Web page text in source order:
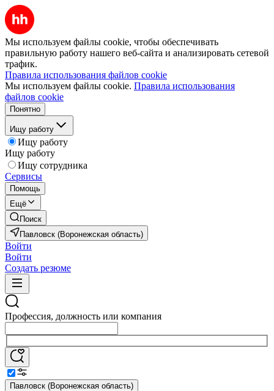
Мы используем файлы cookie, чтобы обеспечивать
правильную работу нашего веб-сайта и анализировать сетевой
трафик.
Правила использования файлов cookie
Мы используем файлы cookie. Правила использования
файлов cookie
Понятно
Ищу работу
Ищу работу
Ищу работу
Ищу сотрудника
Сервисы
Помощь
Ещё
Поиск
Павловск (Воронежская область)
Войти
Войти
Создать резюме
Профессия, должность или компания
Павловск (Воронежская область)